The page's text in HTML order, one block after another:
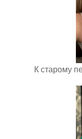
К старому